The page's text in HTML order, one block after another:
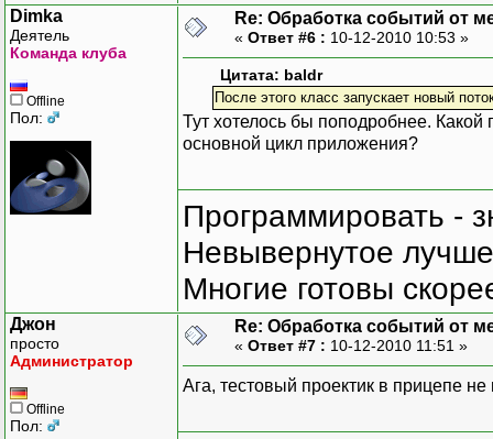
Dimka
Деятель
Команда клуба
Offline
Пол:
Re: Обработка событий от
« Ответ #6 : 10-12-2010 10:53 »
Цитата: baldr
После этого класс запускает новый
Тут хотелось бы поподробнее.
основной цикл приложения?
Программировать -
Невывернутое
Многие готовы
Джон
просто
Администратор
Offline
Пол:
Re: Обработка событий от
« Ответ #7 : 10-12-2010 11:51 »
Ага, тестовый проектик в прицепе